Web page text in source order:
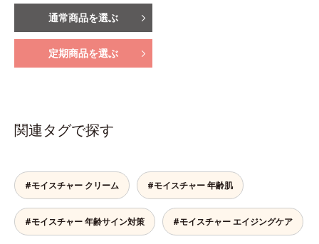
通常商品を選ぶ
定期商品を選ぶ
関連タグで探す
#モイスチャー クリーム #モイスチャー 年齢肌
#モイスチャー 年齢サイン対策 #モイスチャー エイジングケア